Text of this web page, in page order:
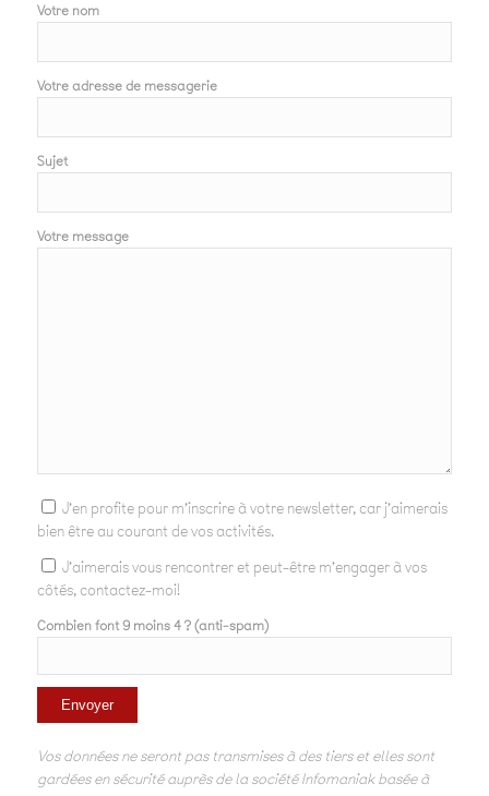
Votre nom
Votre adresse de messagerie
Sujet
Votre message
J'en profite pour m'inscrire à votre newsletter, car j'aimerais
bien être au courant de vos activités.
J'aimerais vous rencontrer et peut-être m'engager à vos
côtés, contactez-moi!
Combien font 9 moins 4 ? (anti-spam)
Vos données ne seront pas transmises à des tiers et elles sont
gardées en sécurité auprès de la société Infomaniak basée à